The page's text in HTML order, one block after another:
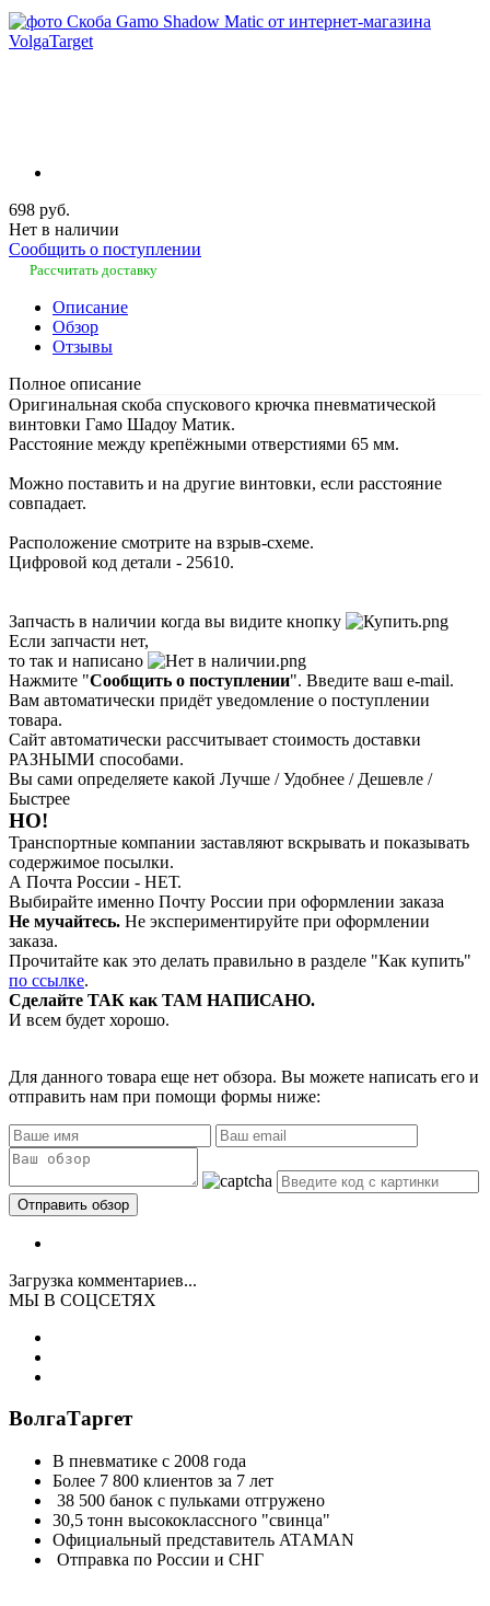
698 руб.
Нет в наличии
Сообщить о поступлении
Рассчитать доставку
Описание
Обзор
Отзывы
Полное описание
Оригинальная скоба спускового крючка пневматической
винтовки Гамо Шадоу Матик.
Расстояние между крепёжными отверстиями 65 мм.
Можно поставить и на другие винтовки, если расстояние
совпадает.
Расположение смотрите на взрыв-схеме.
Цифровой код детали - 25610.
Запчасть в наличии когда вы видите кнопку
Если запчасти нет,
то так и написано
Нажмите "Сообщить о поступлении". Введите ваш e-mail.
Вам автоматически придёт уведомление о поступлении
товара.
Сайт автоматически рассчитывает стоимость доставки
РАЗНЫМИ способами.
Вы сами определяете какой Лучше / Удобнее / Дешевле /
Быстрее
НО!
Транспортные компании заставляют вскрывать и показывать
содержимое посылки.
А Почта России - НЕТ.
Выбирайте именно Почту России при оформлении заказа
Не мучайтесь. Не экспериментируйте при оформлении
заказа.
Прочитайте как это делать правильно в разделе "Как купить"
по ссылке.
Сделайте ТАК как ТАМ НАПИСАНО.
И всем будет хорошо.
Для данного товара еще нет обзора. Вы можете написать его и
отправить нам при помощи формы ниже:
Загрузка комментариев...
МЫ В СОЦСЕТЯХ
ВолгаТаргет
В пневматике с 2008 года
Более 7 800 клиентов за 7 лет
38 500 банок с пульками отгружено
30,5 тонн высококлассного "свинца"
Официальный представитель ATAMAN
Отправка по России и СНГ